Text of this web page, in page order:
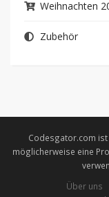
Weihnachten
Zubehör
Codesgator.com ist
möglicherweise eine
Über uns